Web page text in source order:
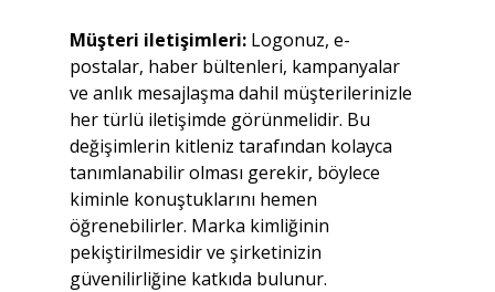
Müşteri iletişimleri: Logonuz, e-
postalar, haber bültenleri, kampanyalar
ve anlık mesajlaşma dahil müşterilerinizle
her türlü iletişimde görünmelidir. Bu
değişimlerin kitleniz tarafından kolayca
tanımlanabilir olması gerekir, böylece
kiminle konuştuklarını hemen
öğrenebilirler. Marka kimliğinin
pekiştirilmesidir ve şirketinizin
güvenilirliğine katkıda bulunur.